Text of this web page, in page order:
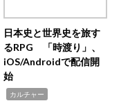
日本史と世界史を旅す
るRPG 「時渡り」、
iOS/Androidで配信開
始
カルチャー